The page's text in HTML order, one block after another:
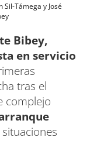
Támega y José
Bibey,
en servicio
tras el
complejo